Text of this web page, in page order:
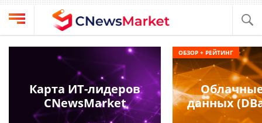
Выбрать
провайдера
Компании
CNews
Конференции
Техника
Карта ИТ-лидеров
CNewsMarket
данных
ОБЗОР + РЕЙТИНГ